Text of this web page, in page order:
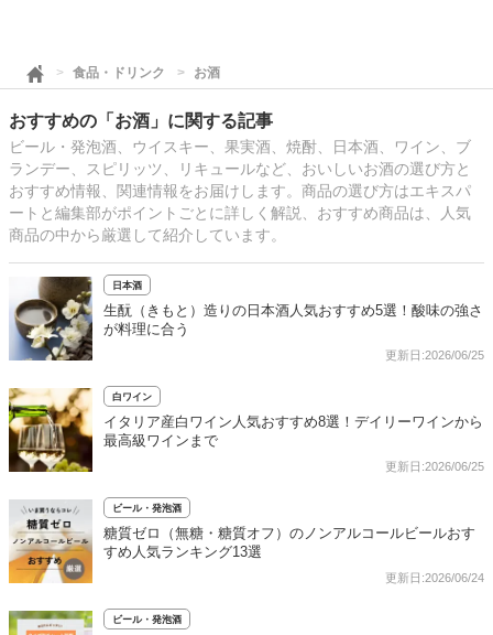
食品・ドリンク お酒
おすすめの「お酒」に関する記事
ビール・発泡酒、ウイスキー、果実酒、焼酎、日本酒、ワイン、ブ
ランデー、スピリッツ、リキュールなど、おいしいお酒の選び方と
おすすめ情報、関連情報をお届けします。商品の選び方はエキスパ
ートと編集部がポイントごとに詳しく解説、おすすめ商品は、人気
商品の中から厳選して紹介しています。
日本酒
生酛（きもと）造りの日本酒人気おすすめ5選！酸味の強さ
が料理に合う
更新日:2026/06/25
白ワイン
イタリア産白ワイン人気おすすめ8選！デイリーワインから
最高級ワインまで
更新日:2026/06/25
ビール・発泡酒
糖質ゼロ（無糖・糖質オフ）のノンアルコールビールおす
すめ人気ランキング13選
更新日:2026/06/24
ビール・発泡酒